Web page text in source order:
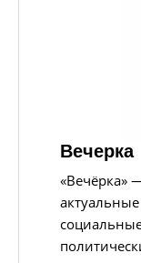
Вечерка
«Вечёрка»